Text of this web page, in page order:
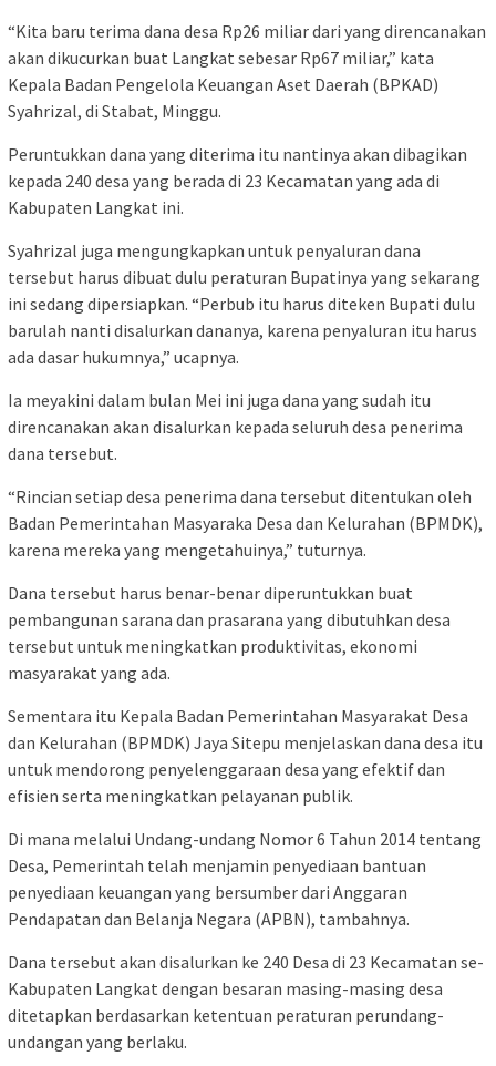
“Kita baru terima dana desa Rp26 miliar dari yang direncanakan
akan dikucurkan buat Langkat sebesar Rp67 miliar,” kata
Kepala Badan Pengelola Keuangan Aset Daerah (BPKAD)
Syahrizal, di Stabat, Minggu.
Peruntukkan dana yang diterima itu nantinya akan dibagikan
kepada 240 desa yang berada di 23 Kecamatan yang ada di
Kabupaten Langkat ini.
Syahrizal juga mengungkapkan untuk penyaluran dana
tersebut harus dibuat dulu peraturan Bupatinya yang sekarang
ini sedang dipersiapkan. “Perbub itu harus diteken Bupati dulu
barulah nanti disalurkan dananya, karena penyaluran itu harus
ada dasar hukumnya,” ucapnya.
Ia meyakini dalam bulan Mei ini juga dana yang sudah itu
direncanakan akan disalurkan kepada seluruh desa penerima
dana tersebut.
“Rincian setiap desa penerima dana tersebut ditentukan oleh
Badan Pemerintahan Masyaraka Desa dan Kelurahan (BPMDK),
karena mereka yang mengetahuinya,” tuturnya.
Dana tersebut harus benar-benar diperuntukkan buat
pembangunan sarana dan prasarana yang dibutuhkan desa
tersebut untuk meningkatkan produktivitas, ekonomi
masyarakat yang ada.
Sementara itu Kepala Badan Pemerintahan Masyarakat Desa
dan Kelurahan (BPMDK) Jaya Sitepu menjelaskan dana desa itu
untuk mendorong penyelenggaraan desa yang efektif dan
efisien serta meningkatkan pelayanan publik.
Di mana melalui Undang-undang Nomor 6 Tahun 2014 tentang
Desa, Pemerintah telah menjamin penyediaan bantuan
penyediaan keuangan yang bersumber dari Anggaran
Pendapatan dan Belanja Negara (APBN), tambahnya.
Dana tersebut akan disalurkan ke 240 Desa di 23 Kecamatan se-
Kabupaten Langkat dengan besaran masing-masing desa
ditetapkan berdasarkan ketentuan peraturan perundang-
undangan yang berlaku.